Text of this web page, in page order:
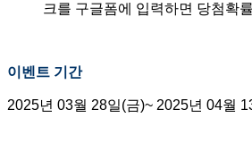
크를 구글폼에 입력하면 당첨확
이벤트 기간
2025년 03월 28일(금)~ 2025년 04월